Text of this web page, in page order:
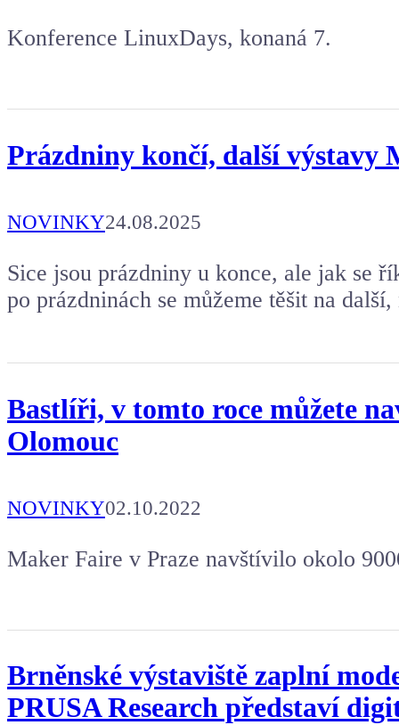
Konference LinuxDays, konaná 7.
Prázdniny končí, další výstavy
NOVINKY24.08.2025
Sice jsou prázdniny u konce, ale jak se
po prázdninách se můžeme těšit na
Bastlíři, v tomto roce můžete
Olomouc
NOVINKY02.10.2022
Maker Faire v Praze navštívilo okolo
Brněnské výstaviště zaplní
PRUSA Research představí